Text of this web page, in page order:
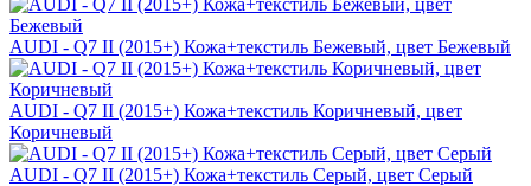
AUDI - Q7 II (2015+) Кожа+текстиль Бежевый, цвет Бежевый
AUDI - Q7 II (2015+) Кожа+текстиль Коричневый, цвет
Коричневый
AUDI - Q7 II (2015+) Кожа+текстиль Серый, цвет Серый